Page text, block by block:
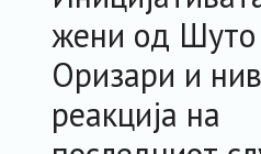
ЗА ПЛАТФОРМАТА
КОНТАКТ
жени од Шуто
Оризари и
реакција на